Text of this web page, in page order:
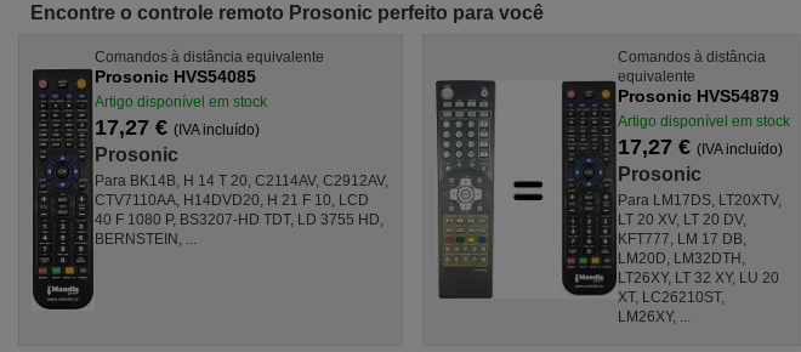
Encontre o controle remoto Prosonic perfeito para você
Comandos à distância equivalente
Prosonic HVS54085
Artigo disponível em stock
17,27 € (IVA incluído)
Prosonic
Para BK14B, H 14 T 20, C2114AV, C2912AV,
CTV7110AA, H14DVD20, H 21 F 10, LCD
40 F 1080 P, BS3207-HD TDT, LD 3755 HD,
BERNSTEIN, ...
Comandos à distância
equivalente
Prosonic HVS54879
Artigo disponível em stock
17,27 € (IVA incluído)
Prosonic
Para LM17DS, LT20XTV,
LT 20 XV, LT 20 DV,
KFT777, LM 17 DB,
LM20D, LM32DTH,
LT26XY, LT 32 XY, LU 20
XT, LC26210ST,
LM26XY, ...